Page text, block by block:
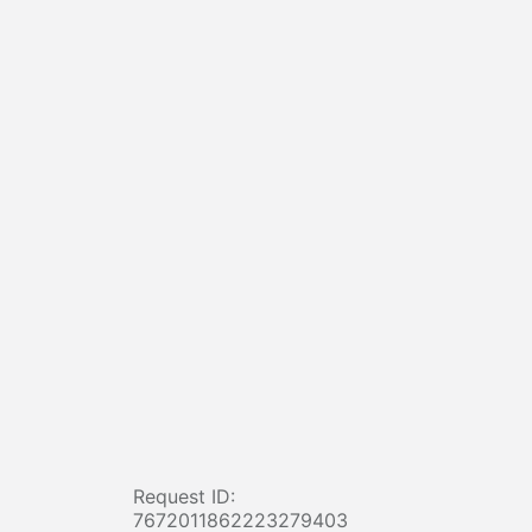
Request ID:
7672011862223279403